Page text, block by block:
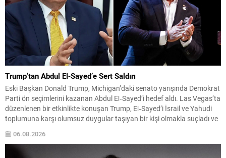
Trump’tan Abdul El‑Sayed’e Sert Saldırı
Eski Başkan Donald Trump, Michigan’daki senato yarışında Demokrat
Parti ön seçimlerini kazanan Abdul El‑Sayed’i hedef aldı. Las Vegas’ta
düzenlenen bir etkinlikte konuşan Trump, El‑Sayed’i İsrail ve Yahudi
toplumuna karşı olumsuz duygular taşıyan bir kişi olmakla suçladı ve
onu “komünist” olarak nitelendirdi. Trump, konuşmasında El‑Sayed’in
“Yahudilerden nefret ettiğini” öne sürerek, bu...
06.08.2026